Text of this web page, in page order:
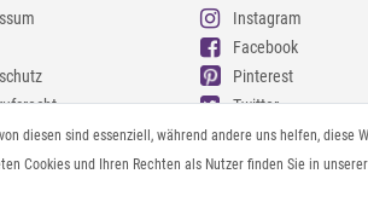
und Versand
Instagram
Facebook
Pinterest
Twitter
Youtube
Threads
diesen sind essenziell, während andere uns helfen, diese
Cookies und Ihren Rechten als Nutzer finden Sie in unserer